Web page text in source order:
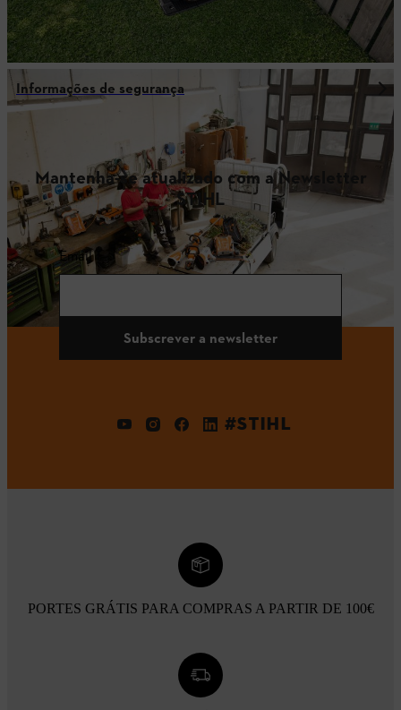
Informações de segurança
Mantenha-se atualizado com a Newsletter
STIHL
Email
Subscrever a newsletter
#STIHL
PORTES GRÁTIS PARA COMPRAS A PARTIR DE 100€